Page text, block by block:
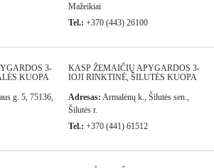
Mažeikiai
Tel.: +370 (443) 26100
3-
KUOPA
g. 5, 75136,
KASP ŽEMAIČIŲ APYGARDOS 3-
IOJI RINKTINĖ, ŠILUTĖS KUOPA
Adresas: Armalėnų k., Šilutės sen.,
Šilutės r.
Tel.: +370 (441) 61512